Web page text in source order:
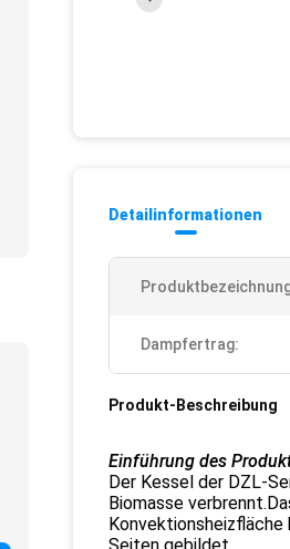
Detailinformationen
Dampfertrag:
Produkt-Beschreibung
Einführung des
Der Kessel der DZL-
Biomasse
Konvektionsheizfläche